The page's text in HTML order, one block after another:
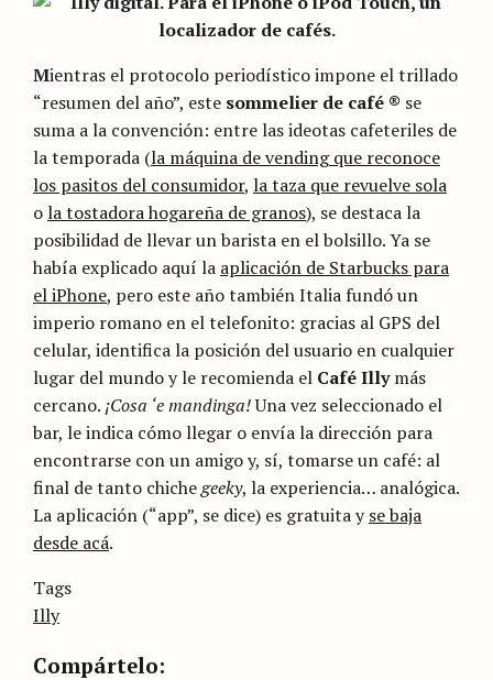
Mientras el protocolo periodístico impone el trillado
“resumen del año”, este sommelier de café ® se
suma a la convención: entre las ideotas cafeteriles de
la temporada (la máquina de vending que reconoce
los pasitos del consumidor, la taza que revuelve sola
o la tostadora hogareña de granos), se destaca la
posibilidad de llevar un barista en el bolsillo. Ya se
había explicado aquí la aplicación de Starbucks para
el iPhone, pero este año también Italia fundó un
imperio romano en el telefonito: gracias al GPS del
celular, identifica la posición del usuario en cualquier
lugar del mundo y le recomienda el Café Illymás
cercano. ¡Cosa ‘e mandinga!Una vez seleccionado el
bar, le indica cómo llegar o envía la dirección para
encontrarse con un amigo y, sí, tomarse un café: al
final de tanto chichegeeky, la experiencia… analógica.
La aplicación (“app”, se dice) es gratuita yse baja
desde acá.
Categories
categoría
Tags
Illy
Compártelo: